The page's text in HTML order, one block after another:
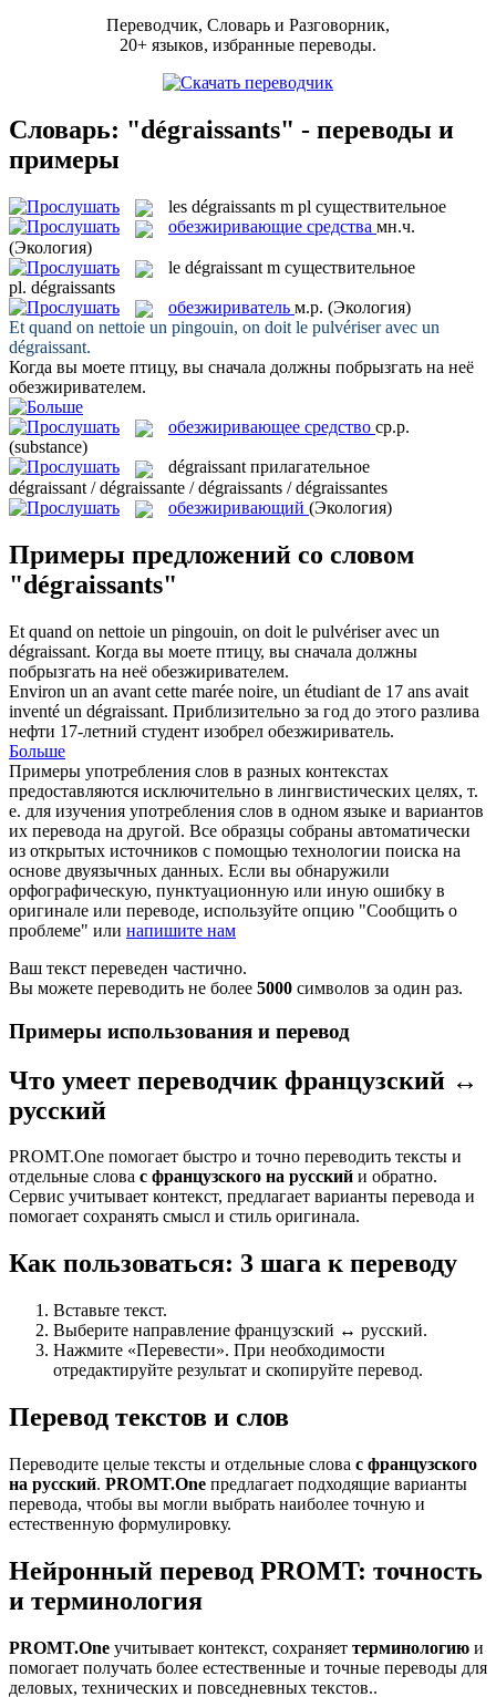
Переводчик, Словарь и Разговорник,
20+ языков, избранные переводы.
Словарь: "dégraissants" - переводы и
примеры
les dégraissants m pl существительное
обезжиривающие средства мн.ч.
(Экология)
le dégraissant m существительное
pl. dégraissants
обезжириватель м.р. (Экология)
Et quand on nettoie un pingouin, on doit le pulvériser avec un
dégraissant.
Когда вы моете птицу, вы сначала должны побрызгать на неё
обезжиривателем.
обезжиривающее средство ср.р.
(substance)
dégraissant прилагательное
dégraissant / dégraissante / dégraissants / dégraissantes
обезжиривающий (Экология)
Примеры предложений со словом
"dégraissants"
Et quand on nettoie un pingouin, on doit le pulvériser avec un
dégraissant. Когда вы моете птицу, вы сначала должны
побрызгать на неё обезжиривателем.
Environ un an avant cette marée noire, un étudiant de 17 ans avait
inventé un dégraissant. Приблизительно за год до этого разлива
нефти 17-летний студент изобрел обезжириватель.
Больше
Примеры употребления слов в разных контекстах
предоставляются исключительно в лингвистических целях, т.
е. для изучения употребления слов в одном языке и вариантов
их перевода на другой. Все образцы собраны автоматически
из открытых источников с помощью технологии поиска на
основе двуязычных данных. Если вы обнаружили
орфографическую, пунктуационную или иную ошибку в
оригинале или переводе, используйте опцию "Сообщить о
проблеме" или напишите нам
Ваш текст переведен частично.
Вы можете переводить не более 5000 символов за один раз.
Примеры использования и перевод
Что умеет переводчик французский ↔
русский
PROMT.One помогает быстро и точно переводить тексты и
отдельные слова с французского на русский и обратно.
Сервис учитывает контекст, предлагает варианты перевода и
помогает сохранять смысл и стиль оригинала.
Как пользоваться: 3 шага к переводу
Вставьте текст.
Выберите направление французский ↔ русский.
Нажмите «Перевести». При необходимости
отредактируйте результат и скопируйте перевод.
Перевод текстов и слов
Переводите целые тексты и отдельные слова с французского
на русский. PROMT.One предлагает подходящие варианты
перевода, чтобы вы могли выбрать наиболее точную и
естественную формулировку.
Нейронный перевод PROMT: точность
и терминология
PROMT.One учитывает контекст, сохраняет терминологию и
помогает получать более естественные и точные переводы для
деловых, технических и повседневных текстов..